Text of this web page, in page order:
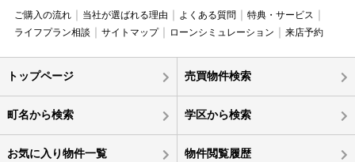
ご購入の流れ 当社が選ばれる理由 よくある質問
特典・サービス
ライフプラン相談
サイトマップ ローンシミュレーション 来店予約
トップページ 売買物件検索
町名から検索 学区から検索
お気に入り物件一覧 物件閲覧履歴